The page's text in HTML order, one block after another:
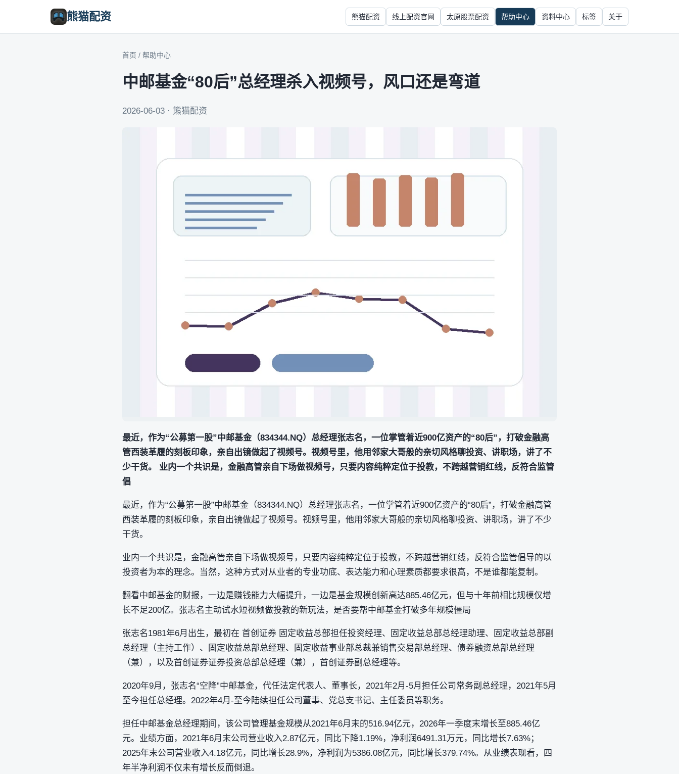
熊猫配资 熊猫配资 线上配资官网 太原股票配资 帮助中心 资料中心 标签 关于
首页 / 帮助中心
中邮基金“80后”总经理杀入视频号，风口还是弯道
2026-06-03 · 熊猫配资
最近，作为“公募第一股”中邮基金（834344.NQ）总经理张志名，一位掌管着近900亿资产的“80后”，打破金融高
管西装革履的刻板印象，亲自出镜做起了视频号。视频号里，他用邻家大哥般的亲切风格聊投资、讲职场，讲了不
少干货。 业内一个共识是，金融高管亲自下场做视频号，只要内容纯粹定位于投教，不跨越营销红线，反符合监管
倡
最近，作为“公募第一股”中邮基金（834344.NQ）总经理张志名，一位掌管着近900亿资产的“80后”，打破金融高管
西装革履的刻板印象，亲自出镜做起了视频号。视频号里，他用邻家大哥般的亲切风格聊投资、讲职场，讲了不少
干货。
业内一个共识是，金融高管亲自下场做视频号，只要内容纯粹定位于投教，不跨越营销红线，反符合监管倡导的以
投资者为本的理念。当然，这种方式对从业者的专业功底、表达能力和心理素质都要求很高，不是谁都能复制。
翻看中邮基金的财报，一边是赚钱能力大幅提升，一边是基金规模创新高达885.46亿元，但与十年前相比规模仅增
长不足200亿。张志名主动试水短视频做投教的新玩法，是否要帮中邮基金打破多年规模僵局
张志名1981年6月出生，最初在 首创证券 固定收益总部担任投资经理、固定收益总部总经理助理、固定收益总部副
总经理（主持工作）、固定收益总部总经理、固定收益事业部总裁兼销售交易部总经理、债券融资总部总经理
（兼），以及首创证券证券投资总部总经理（兼），首创证券副总经理等。
2020年9月，张志名“空降”中邮基金，代任法定代表人、董事长，2021年2月-5月担任公司常务副总经理，2021年5月
至今担任总经理。2022年4月-至今陆续担任公司董事、党总支书记、主任委员等职务。
担任中邮基金总经理期间，该公司管理基金规模从2021年6月末的516.94亿元，2026年一季度末增长至885.46亿
元。业绩方面，2021年6月末公司营业收入2.87亿元，同比下降1.19%，净利润6491.31万元，同比增长7.63%；
2025年末公司营业收入4.18亿元，同比增长28.9%，净利润为5386.08亿元，同比增长379.74%。从业绩表现看，四
年半净利润不仅未有增长反而倒退。